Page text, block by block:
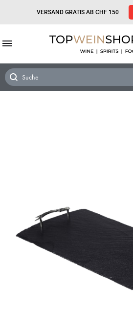
VERSAND GRATIS AB CHF 150